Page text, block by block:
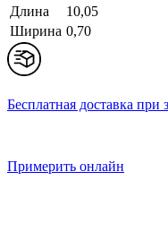
Длина
10,05
Ширина 0,70
Бесплатная доставка при
Примерить онлайн